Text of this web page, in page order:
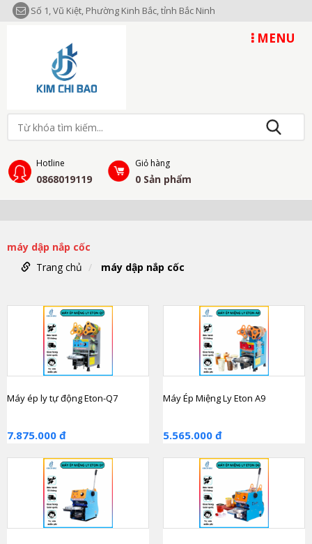
Số 1, Vũ Kiệt, Phường Kinh Bắc, tỉnh Bắc Ninh
MENU
Hotline
0868019119
Giỏ hàng
0 Sản phẩm
máy dập nắp cốc
Trang chủ
máy dập nắp cốc
Máy ép ly tự động Eton-Q7
7.875.000 đ
Máy Ép Miệng Ly Eton A9
5.565.000 đ